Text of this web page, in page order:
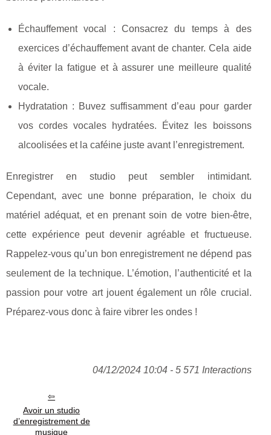
Échauffement vocal : Consacrez du temps à des
exercices d’échauffement avant de chanter. Cela aide
à éviter la fatigue et à assurer une meilleure qualité
vocale.
Hydratation : Buvez suffisamment d’eau pour garder
vos cordes vocales hydratées. Évitez les boissons
alcoolisées et la caféine juste avant l’enregistrement.
Enregistrer en studio peut sembler intimidant.
Cependant, avec une bonne préparation, le choix du
matériel adéquat, et en prenant soin de votre bien-être,
cette expérience peut devenir agréable et fructueuse.
Rappelez-vous qu’un bon enregistrement ne dépend pas
seulement de la technique. L’émotion, l’authenticité et la
passion pour votre art jouent également un rôle crucial.
Préparez-vous donc à faire vibrer les ondes !
04/12/2024 10:04 - 5 571 Interactions
Avoir un studio
d’enregistrement de
musique